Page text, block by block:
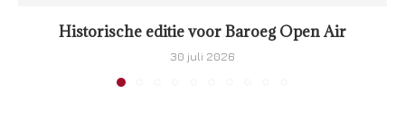
Historische editie voor Baroeg Open Air
30 juli 2026